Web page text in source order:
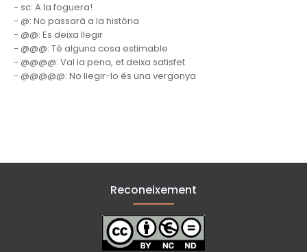
- sc: A la foguera!
- @: No passarà a la història
- @@: Es deixa llegir
- @@@: Té alguna cosa estimable
- @@@@: Val la pena, et deixa satisfet
- @@@@@: No llegir-lo és una vergonya
Reconeixement